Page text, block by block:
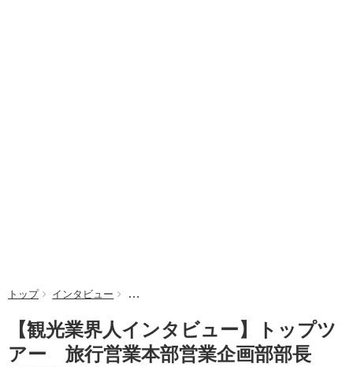
トップ インタビュー 【観光業界人インタビュー】トップツアー 旅
【観光業界人インタビュー】トップツ
アー 旅行営業本部営業企画部部長